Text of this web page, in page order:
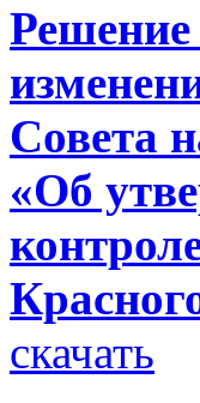
Решение
Совета
«Об
скачать